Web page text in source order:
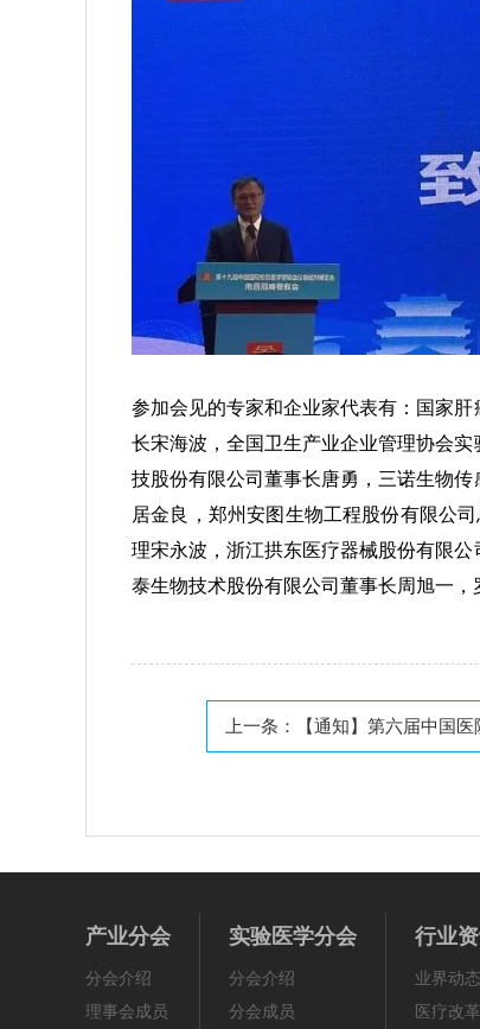
参加会见的专家和企业家代表有：国家
长宋海波，全国卫生产业企业管理协会
技股份有限公司董事长唐勇，三诺生物
居金良，郑州安图生物工程股份有限公
理宋永波，浙江拱东医疗器械股份有限
泰生物技术股份有限公司董事长周旭一
上一条： 【通知】第六届中国医院后勤大
产业分会
分会介绍
理事会成员
实验医学分会
分会介绍
分会成员
行业
业界动态
医疗改革